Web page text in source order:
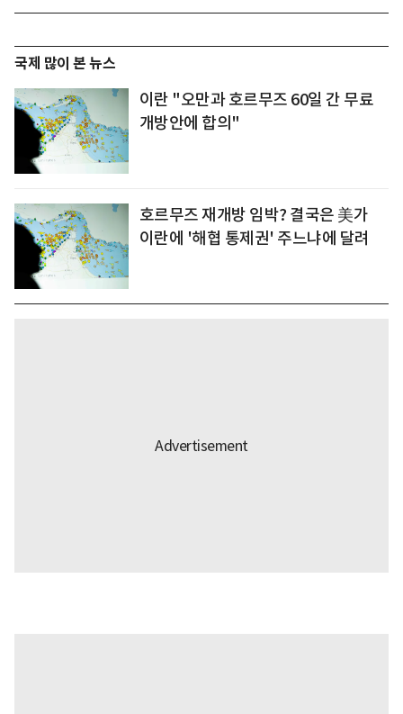
국제 많이 본 뉴스
이란 "오만과 호르무즈 60일 간 무료
개방안에 합의"
호르무즈 재개방 임박? 결국은 美가
이란에 '해협 통제권' 주느냐에 달려